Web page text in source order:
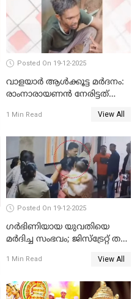
Posted On 19-12-2025
വാളയാർ ആൾക്കൂട്ട മർദനം:
രാംനാരായണൻ നേരിട്ടത്
നാൽപ്പതിലേറെ
റിപ്പോർട്ട്
1 Min Read View All
Posted On 19-12-2025
ഗര്‍ഭിണിയായ യുവതിയെ
മര്‍ദിച്ച സംഭവം; ജിസ്‌ട്രേറ്റ് തല
യുവതി
1 Min Read View All